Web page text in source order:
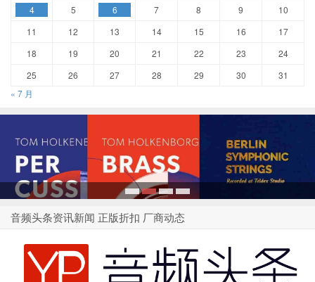
4
5 6 7 8 9
10
11
12 13 14 15 16
17
18
19 20 21 22 23
24
25
26 27 28 29 30
31
« 7 月
音频头条资讯新闻 正版折扣 厂商动态